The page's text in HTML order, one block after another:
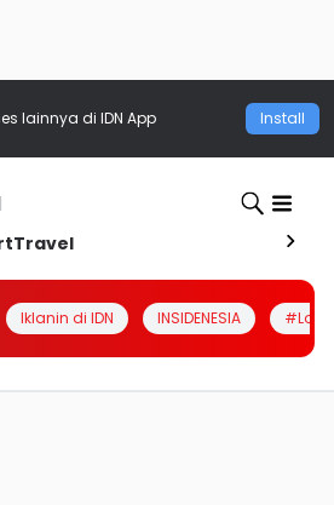
lainnya di IDN App Install
Travel
Iklanin di IDN INSIDENESIA